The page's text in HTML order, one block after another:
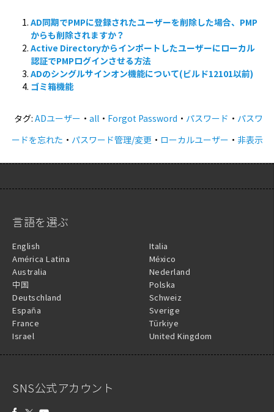
AD同期でPMPに登録されたユーザーを削除した場合、PMP
からも削除されますか？
Active Directoryからインポートしたユーザーにローカル
認証でPMPログインさせる方法
ADのシングルサインオン機能について(ビルド12101以前)
ゴミ箱機能
タグ:ADユーザー ・all ・ Forgot Password ・ パスワード ・ パスワ
ードを忘れた ・ パスワード管理/変更 ・ ローカルユーザー ・ 非表示
言語を選ぶ
English
América Latina
Australia
中国
Deutschland
España
France
Israel
Italia
México
Nederland
Polska
Schweiz
Sverige
Türkiye
United Kingdom
SNS公式アカウント